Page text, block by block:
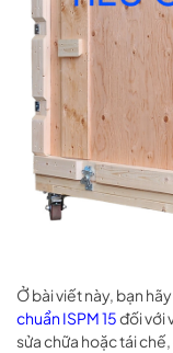
Ở bài viết này, bạn
chuẩn ISPM 15đối với
sửa chữa hoặc tái